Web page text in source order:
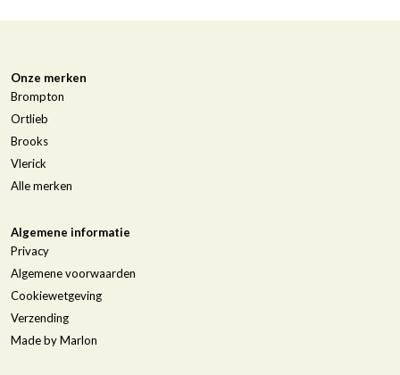
Onze merken
Brompton
Ortlieb
Brooks
Vlerick
Alle merken
Algemene informatie
Privacy
Algemene voorwaarden
Cookiewetgeving
Verzending
Made by Marlon